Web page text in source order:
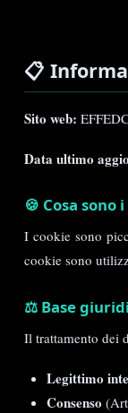
📋
Sito web:
Data ultimo
🍪 Cosa sono
I cookie sono
cookie sono
⚖️ Base
Il trattamento dei
Legittimo
Consenso